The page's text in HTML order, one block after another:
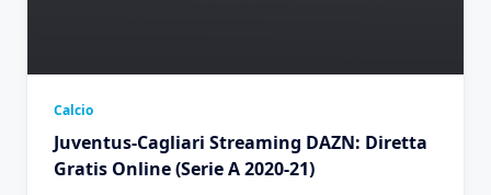
Calcio
Juventus-Cagliari Streaming DAZN: Diretta
Gratis Online (Serie A 2020-21)